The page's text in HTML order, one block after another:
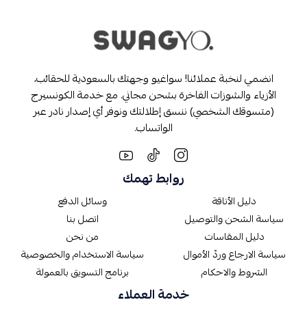
انضمي لنخبة عملائنا! سواغيو وجهتك بالسعودية للحقائب،
الأزياء والشوزات الفاخرة بشحن مجاني. مع خدمة الكونسيرج
(متسوقك الشخصي) ننسق إطلالتك ونوفر أي إصدار نادر عبر
الواتساب.
روابط تهمك
دليل الأناقة
سياسة الشحن والتوصيل
دليل المقاسات
سياسة الارجاع وردّ الأموال
الشروط والاحكام
وسائل الدفع
اتصل بنا
من نحن
سياسة الاستخدام والخصوصية
برنامج التسويق بالعمولة
خدمة العملاء